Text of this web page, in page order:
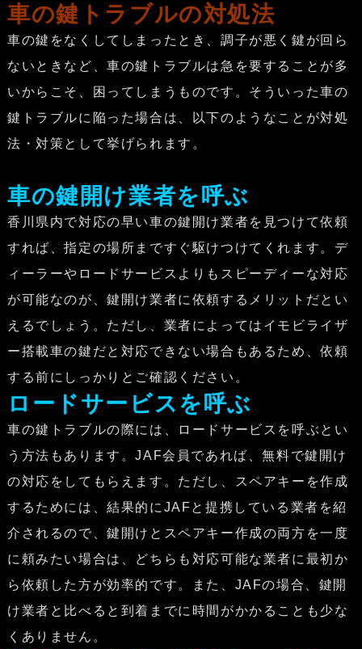
車の鍵トラブルの対処法
車の鍵をなくしてしまったとき、調子が悪く鍵が回ら
ないときなど、車の鍵トラブルは急を要することが多
いからこそ、困ってしまうものです。そういった車の
鍵トラブルに陥った場合は、以下のようなことが対処
法・対策として挙げられます。
車の鍵開け業者を呼ぶ
香川県内で対応の早い車の鍵開け業者を見つけて依頼
すれば、指定の場所まですぐ駆けつけてくれます。デ
ィーラーやロードサービスよりもスピーディーな対応
が可能なのが、鍵開け業者に依頼するメリットだとい
えるでしょう。ただし、業者によってはイモビライザ
ー搭載車の鍵だと対応できない場合もあるため、依頼
する前にしっかりとご確認ください。
ロードサービスを呼ぶ
車の鍵トラブルの際には、ロードサービスを呼ぶとい
う方法もあります。JAF会員であれば、無料で鍵開け
の対応をしてもらえます。ただし、スペアキーを作成
するためには、結果的にJAFと提携している業者を紹
介されるので、鍵開けとスペアキー作成の両方を一度
に頼みたい場合は、どちらも対応可能な業者に最初か
ら依頼した方が効率的です。また、JAFの場合、鍵開
け業者と比べると到着までに時間がかかることも少な
くありません。